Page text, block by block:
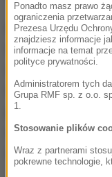
Muguruza
turnieju WTA
także udział w
Carlą Suarez
półfinału.
imprezie masters
najlepsza cztery
Ponadto masz prawo
ograniczenia
Prezesa Urzędu
znajdziesz informacje
informacje na temat
polityce prywatności.
Administratorem tych
Grupa RMF sp. z o.o.
1.
Stosowanie plików
Wraz z partnerami
pokrewne technologie,